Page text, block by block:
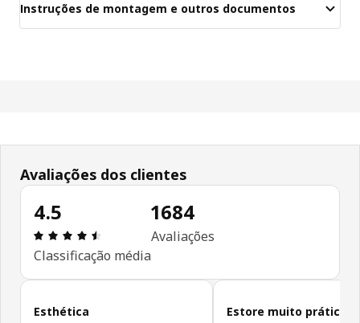
Instruções de montagem e outros documentos
Avaliações dos clientes
4.5
Avaliações: 4.5 de 5 estrelas. Total de
Classificação média
1684
Avaliações
Ignorar avaliações de cliente
Esthética
Estore muito prático